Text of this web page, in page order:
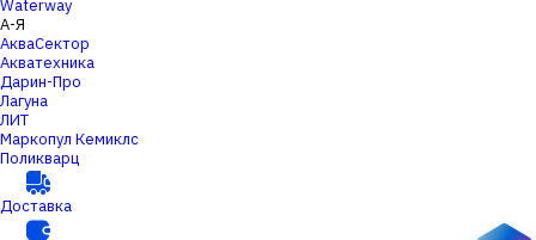
Waterway
А-Я
АкваСектор
Акватехника
Дарин-Про
Лагуна
ЛИТ
Маркопул Кемиклс
Поликварц
Доставка